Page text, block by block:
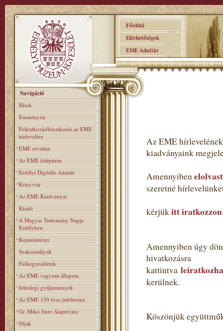
Főoldal
Elérhetőségek
EME Adattár
Navigáció
Hírek
Eseménytár
Feliratkozás/leiratkozás az EME
hírlevelére
EME röviden
Az EME felépitése
Erdélyi Digitális Adattár
Könyvtár
Az EME Kiadványai
Kiadó
A Magyar Tudomány Napja
Erdélyben
Kutatóintézet
Szakosztályok
Fiókegyesületek
Az EME vagyoni állapota
Jelenlegi gyűjtemények
Az EME 150 éves jubileuma
Gr. Mikó Imre Alapitvány
Díjak
Az EME
kiadványaink
Amennyiben
szeretné
kérjükitt
Amennyiben úgy
hivatkozásra
kattintva
kerülnek.
Köszönjük